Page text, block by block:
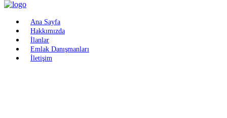
Ana Sayfa
Hakkımızda
İlanlar
Emlak Danışmanları
İletişim